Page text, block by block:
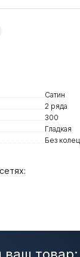
Сатин
2 ряда
300
Гладкая
Без колец